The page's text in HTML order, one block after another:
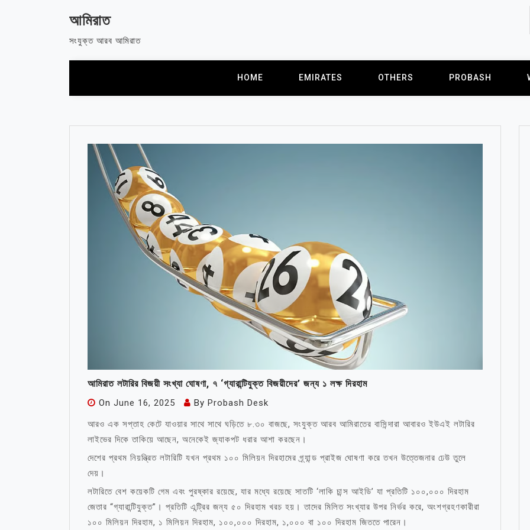
আমিরাত
সংযুক্ত আরব আমিরাত
HOME EMIRATES OTHERS PROBASH
আমিরাত লটারির বিজয়ী সংখ্যা ঘোষণা, ৭ ‘গ্যারান্টিযুক্ত বিজয়ীদের’ জন্য ১ লক্ষ দিরহাম
On June 16, 2025 By Probash Desk
আরও এক সপ্তাহ কেটে যাওয়ার সাথে সাথে ঘড়িতে ৮.৩০ বাজছে, সংযুক্ত আরব আমিরাতের বাসিন্দারা আবারও ইউএই লটারির
লাইভের দিকে তাকিয়ে আছেন, অনেকেই জ্যাকপট ধরার আশা করছেন।
দেশের প্রথম নিয়ন্ত্রিত লটারিটি যখন প্রথম ১০০ মিলিয়ন দিরহামের গ্র্যান্ড প্রাইজ ঘোষণা করে তখন উত্তেজনার ঢেউ তুলে
দেয়।
লটারিতে বেশ কয়েকটি গেম এবং পুরষ্কার রয়েছে, যার মধ্যে রয়েছে সাতটি ‘লাকি চান্স আইডি’ যা প্রতিটি ১০০,০০০ দিরহাম
জেতার “গ্যারান্টিযুক্ত”। প্রতিটি এন্ট্রির জন্য ৫০ দিরহাম খরচ হয়। তাদের মিলিত সংখ্যার উপর নির্ভর করে, অংশগ্রহণকারীরা
১০০ মিলিয়ন দিরহাম, ১ মিলিয়ন দিরহাম, ১০০,০০০ দিরহাম, ১,০০০ বা ১০০ দিরহাম জিততে পারেন।